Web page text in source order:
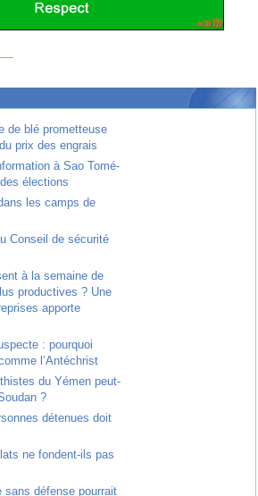
de blé prometteuse
prix des engrais
à Sao Tomé-
élections
les camps de
Conseil de sécurité
à la semaine de
productives ? Une
apporte
: pourquoi
l’Antéchrist
du Yémen peut-
?
détenues doit
ne fondent-ils pas
sans défense pourrait